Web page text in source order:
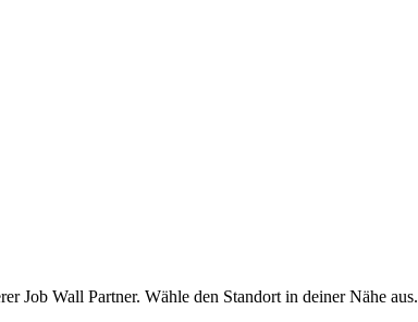
Job Wall Partner. Wähle den Standort in deiner Nähe aus.